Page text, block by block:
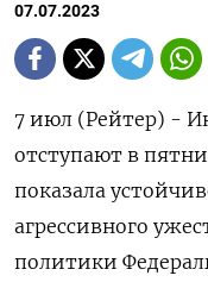
07.07.2023
7 июл (Рейтер) -
отступают в
показала
агрессивного
политики